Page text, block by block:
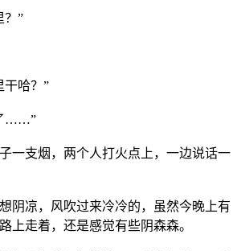
？”
哈？”
……”
一支烟，两个人打火点上，一边说话一
阴凉，风吹过来冷冷的，虽然今晚上有
上走着，还是感觉有些阴森森。